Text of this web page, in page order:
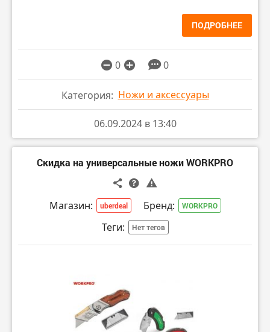
ПОДРОБНЕЕ
0 0
Категория: Ножи и аксессуары
06.09.2024 в 13:40
Скидка на универсальные ножи WORKPRO
Магазин: uberdeal Бренд: WORKPRO
Теги: Нет тегов